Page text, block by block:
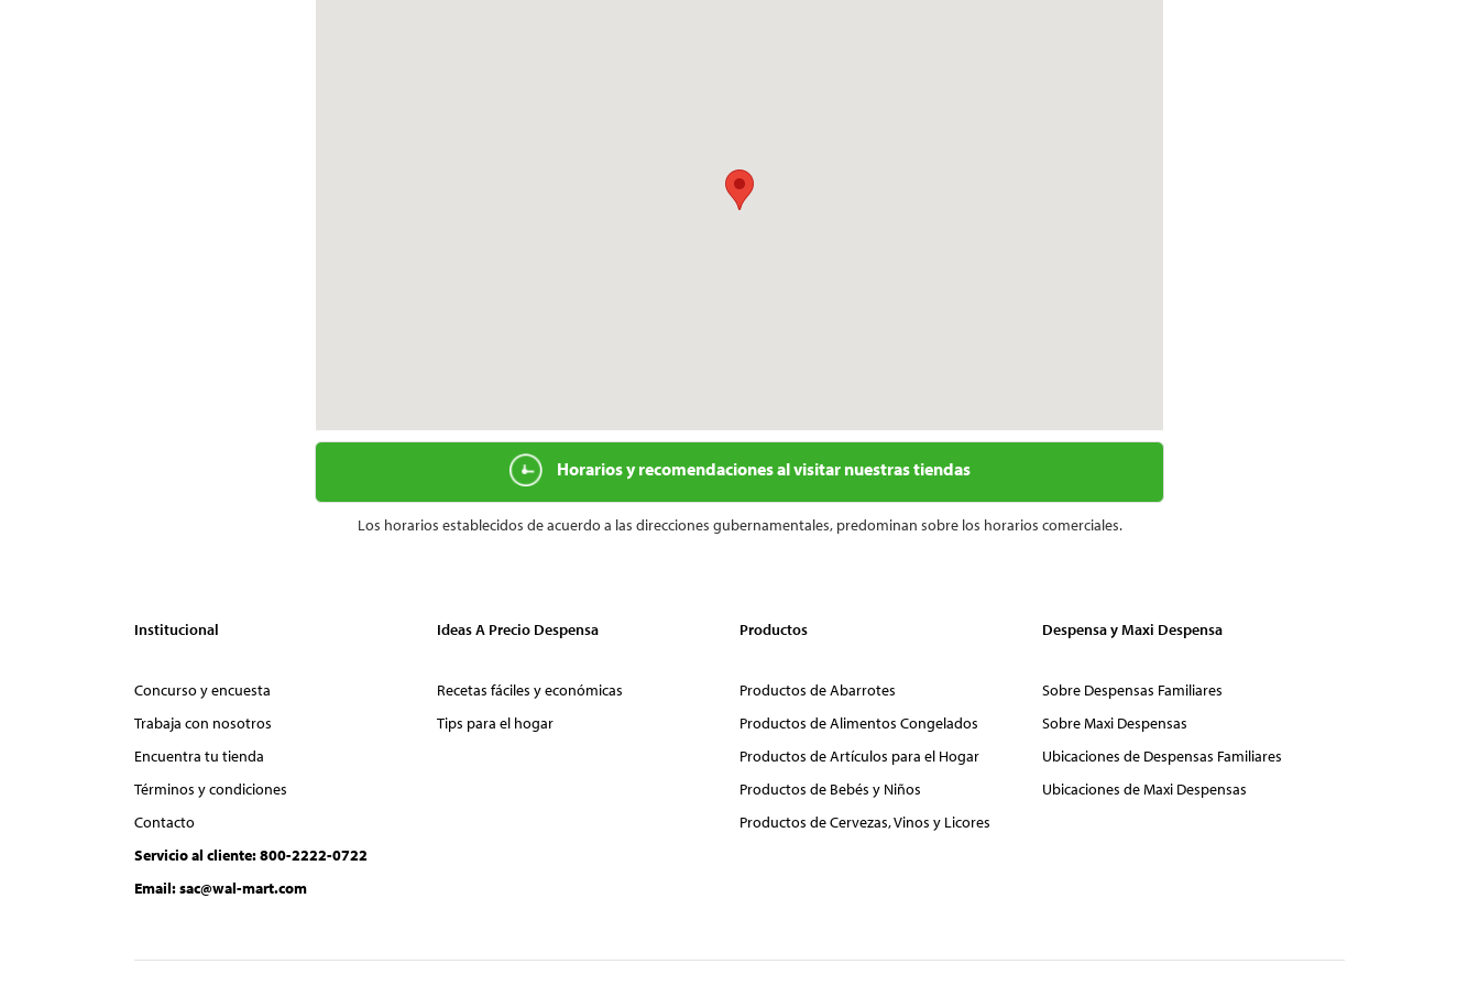
Horarios y recomendaciones al visitar nuestras tiendas
Los horarios establecidos de acuerdo a las direcciones gubernamentales, predominan sobre los horarios comerciales.
Institucional
Concurso y encuesta
Trabaja con nosotros
Encuentra tu tienda
Términos y condiciones
Contacto
Servicio al cliente: 800-2222-0722
Email: sac@wal-mart.com
Ideas A Precio Despensa
Recetas fáciles y económicas
Tips para el hogar
Productos
Productos de Abarrotes
Productos de Alimentos Congelados
Productos de Artículos para el Hogar
Productos de Bebés y Niños
Productos de Cervezas, Vinos y Licores
Despensa y Maxi Despensa
Sobre Despensas Familiares
Sobre Maxi Despensas
Ubicaciones de Despensas Familiares
Ubicaciones de Maxi Despensas